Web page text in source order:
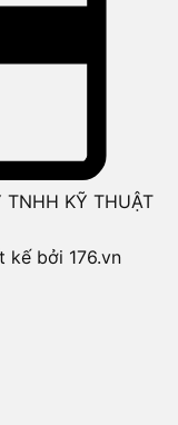
KỸ THUẬT
kế bởi 176.vn